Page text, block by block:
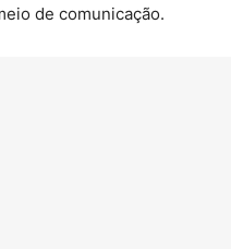
de comunicação.